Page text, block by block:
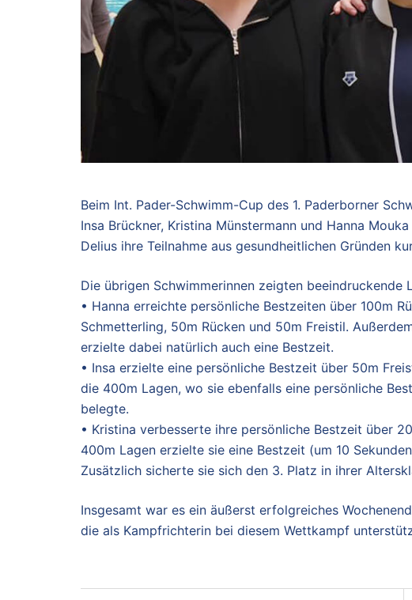
Beim Int. Pader-Schwimm-Cup des 1. Paderborner
Insa Brückner, Kristina Münstermann und Hanna
Delius ihre Teilnahme aus gesundheitlichen Gründen
Die übrigen Schwimmerinnen zeigten beeindruckende
• Hanna erreichte persönliche Bestzeiten über 100m
Schmetterling, 50m Rücken und 50m Freistil.
erzielte dabei natürlich auch eine Bestzeit.
• Insa erzielte eine persönliche Bestzeit über 50m
die 400m Lagen, wo sie ebenfalls eine persönliche
belegte.
• Kristina verbesserte ihre persönliche Bestzeit über
400m Lagen erzielte sie eine Bestzeit (um 10
Zusätzlich sicherte sie sich den 3. Platz in ihrer
Insgesamt war es ein äußerst erfolgreiches
die als Kampfrichterin bei diesem Wettkampf